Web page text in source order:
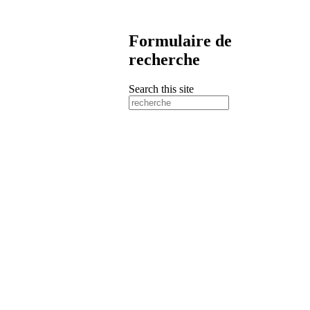
Formulaire de
recherche
Search this site